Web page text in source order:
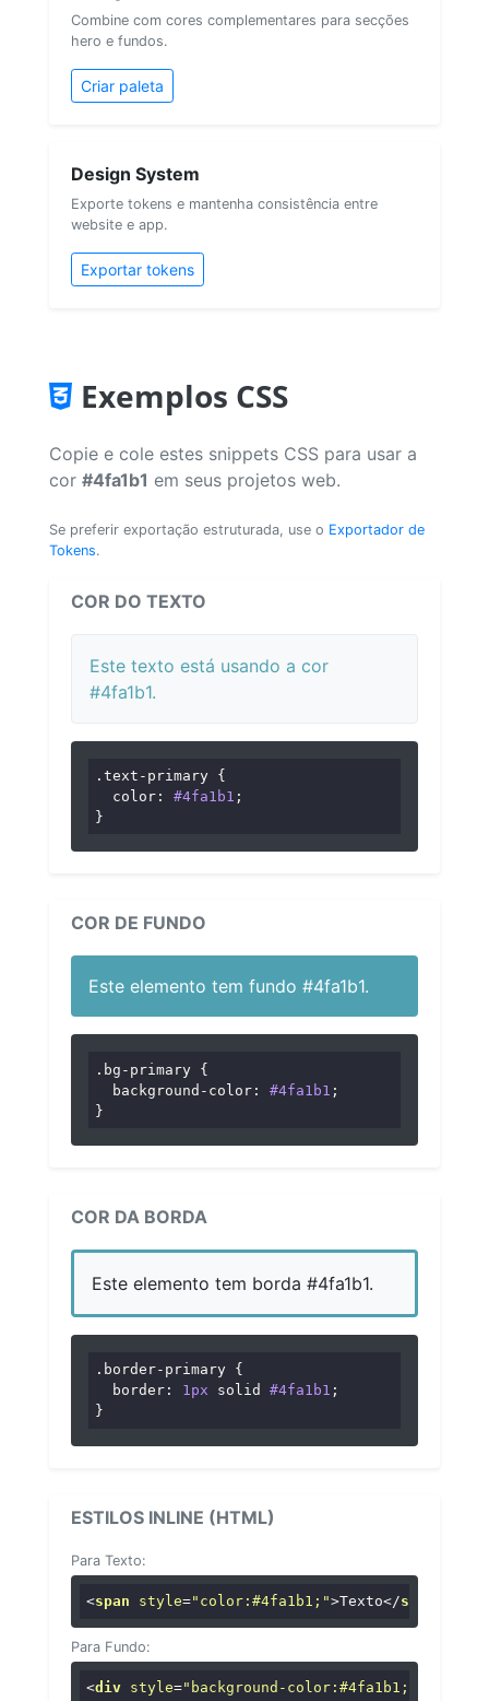
Combine com cores complementares para secções
hero e fundos.
Criar paleta
Design System
Exporte tokens e mantenha consistência entre
website e app.
Exportar tokens
Exemplos CSS
Copie e cole estes snippets CSS para usar a
cor #4fa1b1 em seus projetos web.
Se preferir exportação estruturada, use o Exportador de
Tokens.
COR DO TEXTO
Este texto está usando a cor
#4fa1b1.
.text-primary {
color : #4fa1b1 ;
}
COR DE FUNDO
Este elemento tem fundo #4fa1b1.
.bg-primary {
background-color : #4fa1b1 ;
}
COR DA BORDA
Este elemento tem borda #4fa1b1.
.border-primary {
border : 1px solid #4fa1b1 ;
}
ESTILOS INLINE (HTML)
Para Texto:
<span style="color:#4fa1b1;">Texto</span
Para Fundo:
<div style="background-color:#4fa1b1;"